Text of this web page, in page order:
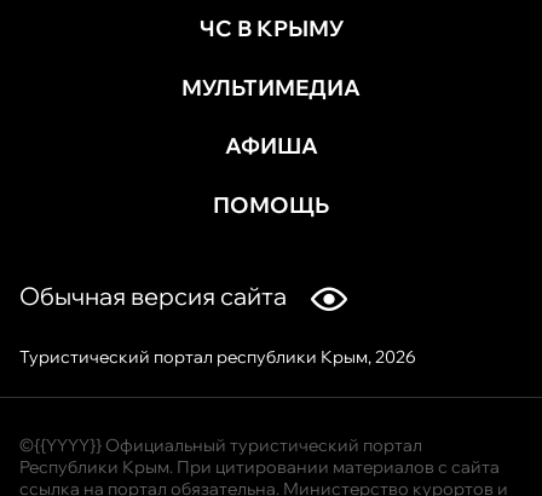
ЧС В КРЫМУ
МУЛЬТИМЕДИА
АФИША
ПОМОЩЬ
Обычная версия сайта
Туристический портал республики Крым, 2026
©{{YYYY}} Официальный туристический портал
Республики Крым. При цитировании материалов с сайта
ссылка на портал обязательна. Министерство курортов и